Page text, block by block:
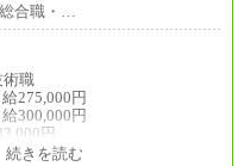
総合職・…
術職
275,000円
300,000円
円
きを読む